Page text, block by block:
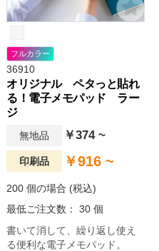
フルカラー
36910
オリジナル ペタっと貼れ
る！電子メモパッド ラー
ジ
無地品 ￥374 ~
印刷品 ￥916 ~
200 個の場合 (税込)
最低ご注文数： 30 個
書いて消して、繰り返し使え
る便利な電子メモパッド。